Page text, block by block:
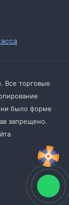
Все торговые
ни было форме
запрещено.